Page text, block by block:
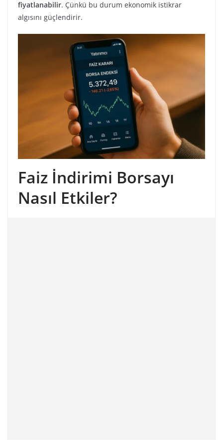
fiyatlanabilir. Çünkü bu durum ekonomik istikrar
algısını güçlendirir.
Faiz İndirimi Borsayı
Nasıl Etkiler?